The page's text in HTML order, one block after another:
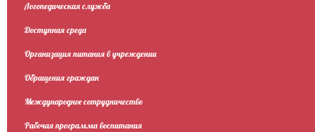
Логопедическая служба
Доступная среда
Организация питания в учреждении
Обращения граждан
Международное сотрудничество
Рабочая программа воспитания